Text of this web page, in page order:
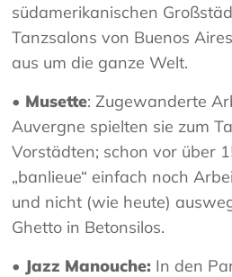
südamerikanischen
Tanzsalons von Buenos
aus um die ganze Welt.
• Musette: Zugewanderte
Auvergne spielten sie zum
Vorstädten; schon vor über
„banlieue“ einfach noch
und nicht (wie heute)
Ghetto in Betonsilos.
• Jazz Manouche: In den